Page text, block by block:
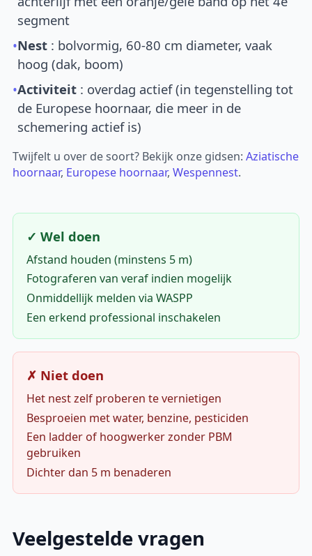
segment
•Nest : bolvormig, 60-80 cm diameter, vaak
hoog (dak, boom)
•Activiteit : overdag actief (in tegenstelling tot
de Europese hoornaar, die meer in de
schemering actief is)
Twijfelt u over de soort? Bekijk onze gidsen:Aziatische
hoornaar, Europese hoornaar,Wespennest.
✓ Wel doen
Afstand houden (minstens 5 m)
Fotograferen van veraf indien mogelijk
Onmiddellijk melden via WASPP
Een erkend professional inschakelen
✗ Niet doen
Het nest zelf proberen te vernietigen
Besproeien met water, benzine, pesticiden
Een ladder of hoogwerker zonder PBM
gebruiken
Dichter dan 5 m benaderen
Veelgestelde vragen